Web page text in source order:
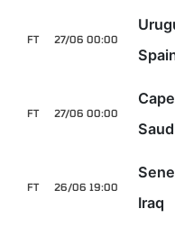
27/06 00:00
FT
27/06 00:00
FT
26/06 19:00
FT
Iraq